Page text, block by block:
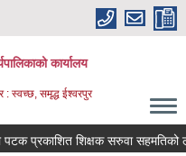
कार्यालय
: स्वच्छ, समृद्ध ईश्वरपुर
प्रकाशित शिक्षक सरुवा सहमतिको